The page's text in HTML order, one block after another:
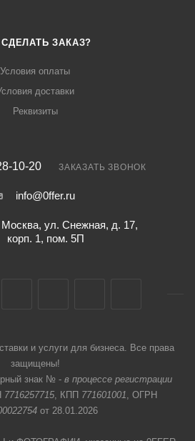
СДЕЛАТЬ ЗАКАЗ?
Условия оплаты
доставки
Реквизиты
10-20 ЗАКАЗАТЬ ЗВОНОК
info@0ffer.ru
Москва, ул. Снежная, д. 17,
корп. 1, пом. 5П
и услуги для бизнеса. Все права
защищены!
знак № - в процессе регистрации
7716257715, КПП 771601001, ОГРН
от 28.01.2026